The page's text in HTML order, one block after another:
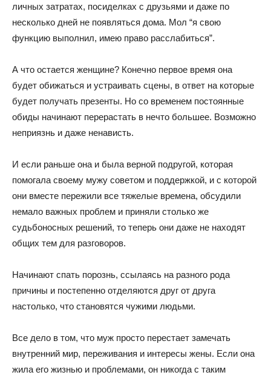
личных затратах, посиделках с друзьями и даже по
несколько дней не появляться дома. Мол “я свою
функцию выполнил, имею право расслабиться”.
А что остается женщине? Конечно первое время она
будет обижаться и устраивать сцены, в ответ на которые
будет получать презенты. Но со временем постоянные
обиды начинают перерастать в нечто большее. Возможно
неприязнь и даже ненависть.
И если раньше она и была верной подругой, которая
помогала своему мужу советом и поддержкой, и с которой
они вместе пережили все тяжелые времена, обсудили
немало важных проблем и приняли столько же
судьбоносных решений, то теперь они даже не находят
общих тем для разговоров.
Начинают спать порознь, ссылаясь на разного рода
причины и постепенно отделяются друг от друга
настолько, что становятся чужими людьми.
Все дело в том, что муж просто перестает замечать
внутренний мир, переживания и интересы жены. Если она
жила его жизнью и проблемами, он никогда с таким